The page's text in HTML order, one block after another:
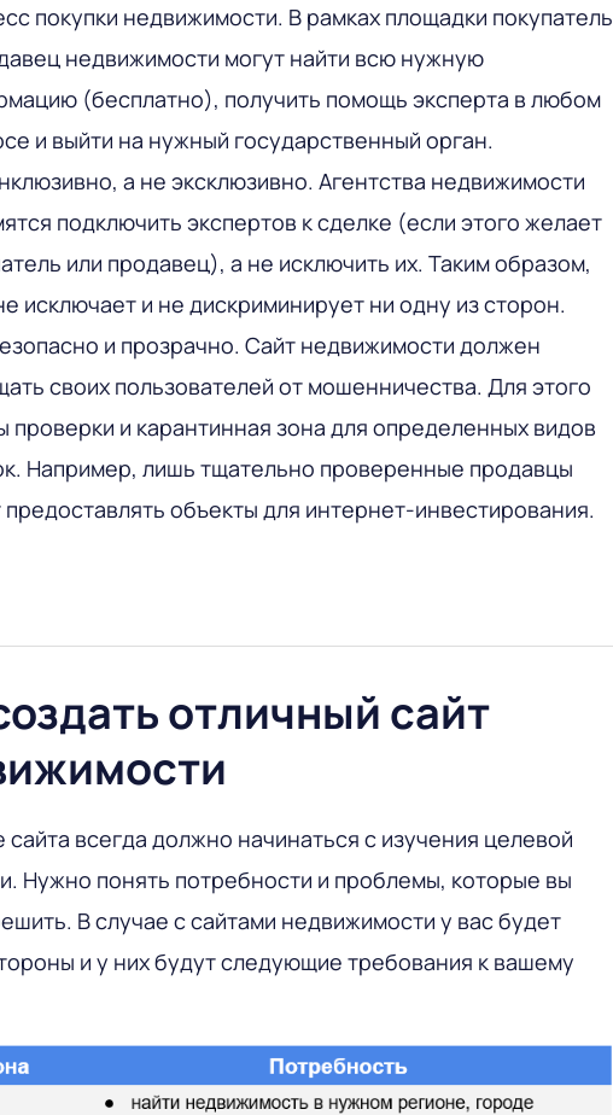
покупки недвижимости. В рамках площадки покупатель
недвижимости могут найти всю нужную
(бесплатно), получить помощь эксперта в любом
и выйти на нужный государственный орган.
а не эксклюзивно. Агентства недвижимости
подключить экспертов к сделке (если этого желает
или продавец), а не исключить их. Таким образом,
исключает и не дискриминирует ни одну из сторон.
и прозрачно. Сайт недвижимости должен
своих пользователей от мошенничества. Для этого
проверки и карантинная зона для определенных видов
Например, лишь тщательно проверенные продавцы
предоставлять объекты для интернет-инвестирования.
отличный сайт
всегда должно начинаться с изучения целевой
Нужно понять потребности и проблемы, которые вы
В случае с сайтами недвижимости у вас будет
и у них будут следующие требования к вашему